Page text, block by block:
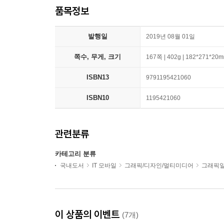
품목정보
발행일 2019년 08월 01일
쪽수, 무게, 크기 167쪽 | 402g |
ISBN13 9791195421060
ISBN10 1195421060
관련분류
카테고리 분류
국내도서 IT 모바일 그래픽/디자인/멀티미디어 그래픽
이 상품의 이벤트 (7개)